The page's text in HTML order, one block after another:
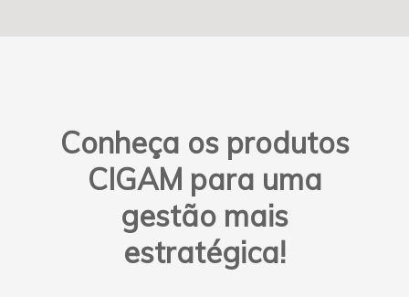
Conheça os produtos
CIGAM para uma
gestão mais
estratégica!